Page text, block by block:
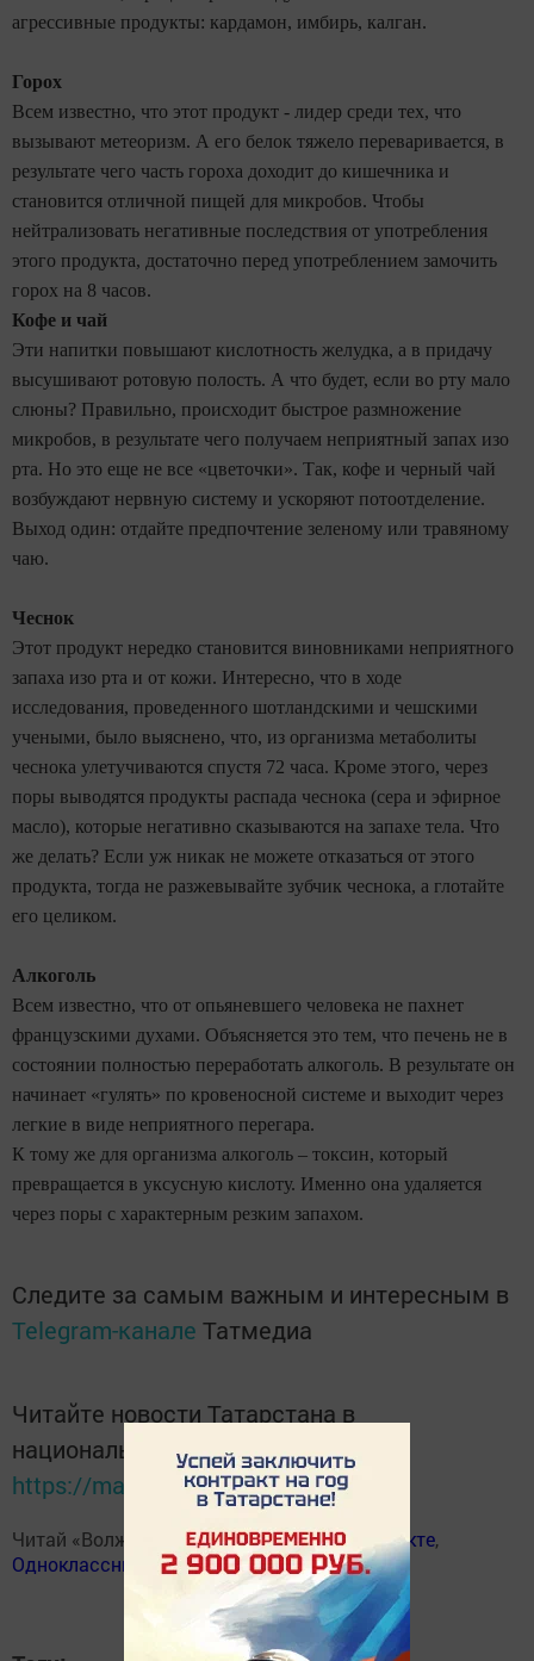
агрессивные продукты: кардамон, имбирь, калган.
Горох
Всем известно, что этот продукт - лидер среди тех, что
вызывают метеоризм. А его белок тяжело переваривается, в
результате чего часть гороха доходит до кишечника и
становится отличной пищей для микробов. Чтобы
нейтрализовать негативные последствия от употребления
этого продукта, достаточно перед употреблением замочить
горох на 8 часов.
Кофе и чай
Эти напитки повышают кислотность желудка, а в придачу
высушивают ротовую полость. А что будет, если во рту мало
слюны? Правильно, происходит быстрое размножение
микробов, в результате чего получаем неприятный запах изо
рта. Но это еще не все «цветочки». Так, кофе и черный чай
возбуждают нервную систему и ускоряют потоотделение.
Выход один: отдайте предпочтение зеленому или травяному
чаю.
Чеснок
Этот продукт нередко становится виновниками неприятного
запаха изо рта и от кожи. Интересно, что в ходе
исследования, проведенного шотландскими и чешскими
учеными, было выяснено, что, из организма метаболиты
чеснока улетучиваются спустя 72 часа. Кроме этого, через
поры выводятся продукты распада чеснока (сера и эфирное
масло), которые негативно сказываются на запахе тела. Что
же делать? Если уж никак не можете отказаться от этого
продукта, тогда не разжевывайте зубчик чеснока, а глотайте
его целиком.
Алкоголь
Всем известно, что от опьяневшего человека не пахнет
французскими духами. Объясняется это тем, что печень не в
состоянии полностью переработать алкоголь. В результате он
начинает «гулять» по кровеносной системе и выходит через
легкие в виде неприятного перегара.
К тому же для организма алкоголь – токсин, который
превращается в уксусную кислоту. Именно она удаляется
через поры с характерным резким запахом.
Следите за самым важным и интересным в
Telegram-канале Татмедиа
Читайте новости Татарстана в
национальном мессенджере MАХ:
https://max.ru/tatmedia
Читай «Волжскую новь» вТелеграм,Вконтакте,
Одноклассники
Дзен